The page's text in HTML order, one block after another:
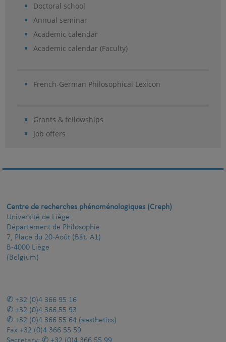
Doctoral school
Annual seminar
Academic calendar
Academic calendar (Faculty)
French-German Philosophical Lexicon
Grants & fellowships
Job offers
Centre de recherches phénoménologiques (Creph)
Université de Liège
Département de Philosophie
7, Place du 20-Août (Bât. A1)
B-4000 Liège
(Belgium)
+32 (0)4 366 95 16
+32 (0)4 366 55 93
+32 (0)4 366 55 64 (aesthetics)
Fax +32 (0)4 366 55 59